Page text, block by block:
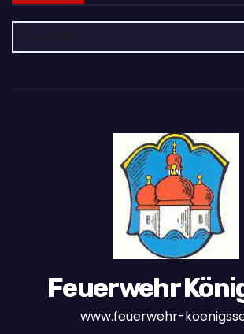
Feuerwehr
www.feuerwehr-